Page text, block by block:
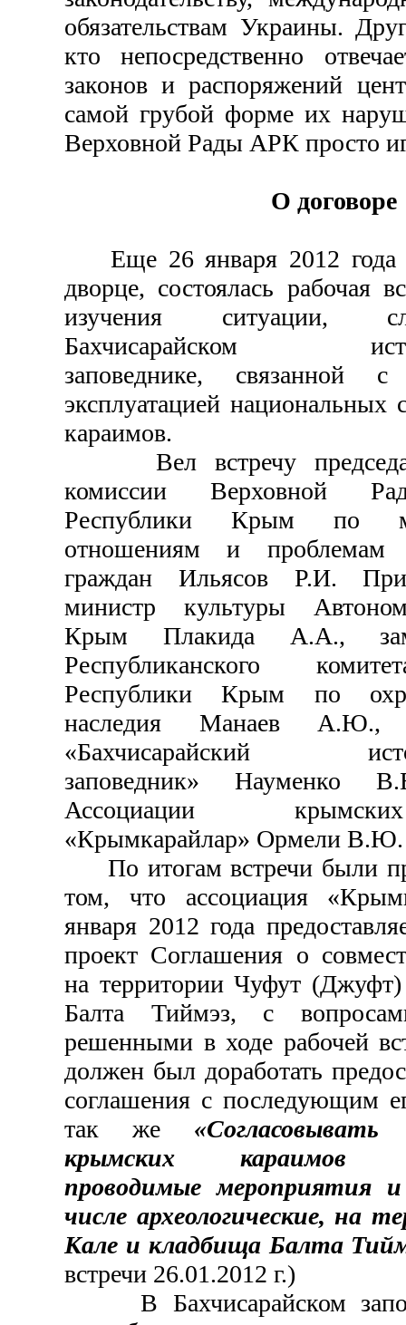
обязательствам Украины.
кто непосредственно
законов и распоряжений
самой грубой форме их
Верховной Рады АРК просто
О договоре
Еще 26 января 2012 года
дворце, состоялась рабочая
изучения ситуации,
Бахчисарайском
заповеднике, связанной
эксплуатацией национальных
караимов.
Вел встречу
комиссии Верховной
Республики Крым по
отношениям и проблемам
граждан Ильясов Р.И.
министр культуры
Крым Плакида А.А., зам.
Республиканского
Республики Крым по
наследия Манаев А.Ю.,
«Бахчисарайский
заповедник» Науменко
Ассоциации
«Крымкарайлар» Ормели В.Ю.
По итогам встречи были
том, что ассоциация
января 2012 года
проект Соглашения о
на территории Чуфут
Балта Тиймэз, с
решенными в ходе рабочей
должен был доработать
соглашения с последующим
так же
крымских караимов
проводимые мероприятия
числе археологические, на
Кале и кладбища Балта
встречи 26.01.2012 г.)
В Бахчисарайском